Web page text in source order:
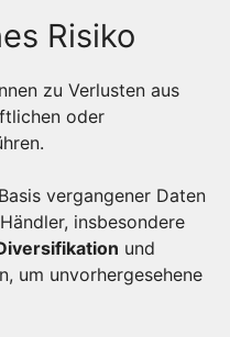
Risiko
zu Verlusten aus
oder
vergangener Daten
insbesondere
und
um unvorhergesehene